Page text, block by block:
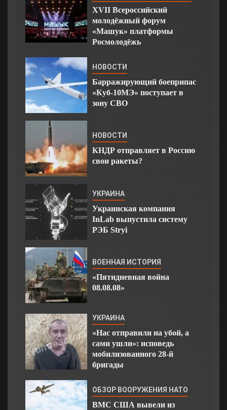
XVII Всероссийский
молодёжный форум
«Машук» платформы
Росмолодёжь
НОВОСТИ
Барражирующий боеприпас
«Куб-10МЭ» поступает в
зону СВО
НОВОСТИ
КНДР отправляет в Россию
свои ракеты?
УКРАИНА
Украинская компания
InLab выпустила систему
РЭБ Stryi
ВОЕННАЯ ИСТОРИЯ
«Пятидневная война
08.08.08»
УКРАИНА
«Нас отправили на убой, а
сами ушли»: исповедь
мобилизованного 28-й
бригады
ОБЗОР ВООРУЖЕНИЯ НАТО
ВМС США вывели из